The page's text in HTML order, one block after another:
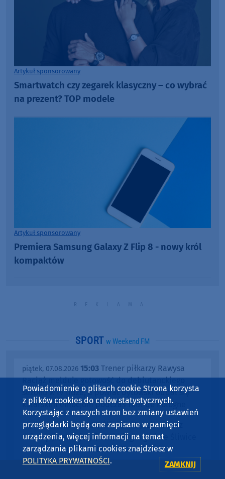
Artykuł sponsorowany
Smartwatch czy zegarek klasyczny – co wybrać
na prezent? TOP modele
Artykuł sponsorowany
Premiera Samsung Galaxy Z Flip 8 - nowy król
kompaktów
SPORT w Weekend FM
piątek, 07.08.2026 15:03 Trener piłkarzy Rawysa
Raciąż melduje gotowość do debiutanckiego
sezonu w IV lidze, a powiat bytowski oddał się
kolarskim emocjom podczas Tour de Pologne
piątek, 07.08.2026 09:26Śliwicka Dyszka po raz
dziesiąty. Jutrzejszy (8.08) bieg w gminie Śliwice
zakończy Grand Prix Borów Tucholskich
Wodniacy Garczyn
Powiadomienie o plikach cookie Strona korzysta
z plików cookies do celów statystycznych.
Korzystając z naszych stron bez zmiany ustawień
przeglądarki będą one zapisane w pamięci
urządzenia, więcej informacji na temat
zarządzania plikami cookies znajdziesz w
POLITYKA PRYWATNOŚCI. ZAMKNIJ